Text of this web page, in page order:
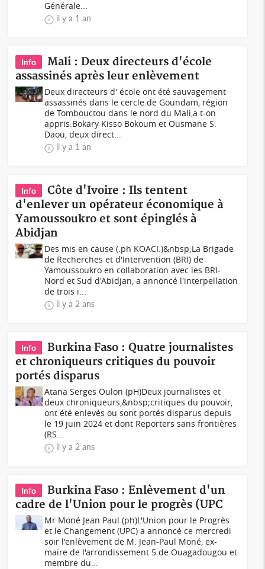
Générale...
il y a 1 an
Info
Mali : Deux directeurs d'école
assassinés après leur enlèvement
Deux directeurs d' école ont été sauvagement
assassinés dans le cercle de Goundam, région
de Tombouctou dans le nord du Mali,a t-on
appris.Bokary Kisso Bokoum et Ousmane S.
Daou, deux direct...
il y a 1 an
Info
Côte d'Ivoire : Ils tentent
d'enlever un opérateur économique à
Yamoussoukro et sont épinglés à
Abidjan
Des mis en cause (.ph KOACI.)&nbsp;La Brigade
de Recherches et d'Intervention (BRI) de
Yamoussoukro en collaboration avec les BRI-
Nord et Sud d'Abidjan, a annoncé l'interpellation
de trois i...
il y a 2 ans
Info
Burkina Faso : Quatre journalistes
et chroniqueurs critiques du pouvoir
portés disparus
Atana Serges Oulon (pH)Deux journalistes et
deux chroniqueurs,&nbsp;critiques du pouvoir,
ont été enlevés ou sont portés disparus depuis
le 19 juin 2024 et dont Reporters sans frontières
(RS...
il y a 2 ans
Info
Burkina Faso : Enlèvement d'un
cadre de l'Union pour le progrès (UPC
Mr Moné Jean Paul (ph)L'Union pour le Progrès
et le Changement (UPC) a annoncé ce mercredi
soir l'enlèvement de M. Jean-Paul Moné, ex-
maire de l'arrondissement 5 de Ouagadougou et
membre du...